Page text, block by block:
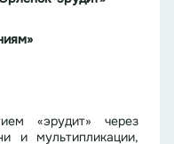
«эрудит» через
и мультипликации,